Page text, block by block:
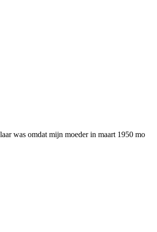
was omdat mijn moeder in maart 1950 mo